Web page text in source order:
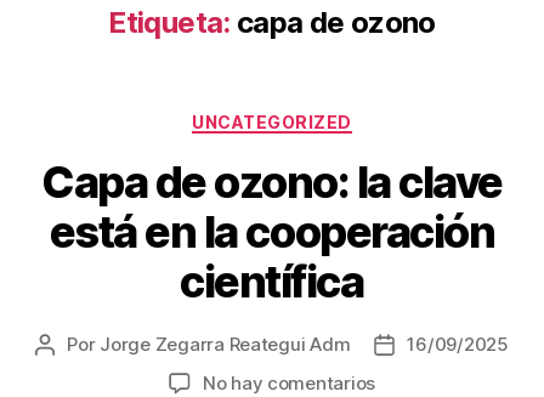
Etiqueta: capa de ozono
Categorías
UNCATEGORIZED
Capa de ozono: la clave
está en la cooperación
científica
Autor
Por Jorge Zegarra Reategui Adm
Fecha16/09/2025
No hay comentariosen